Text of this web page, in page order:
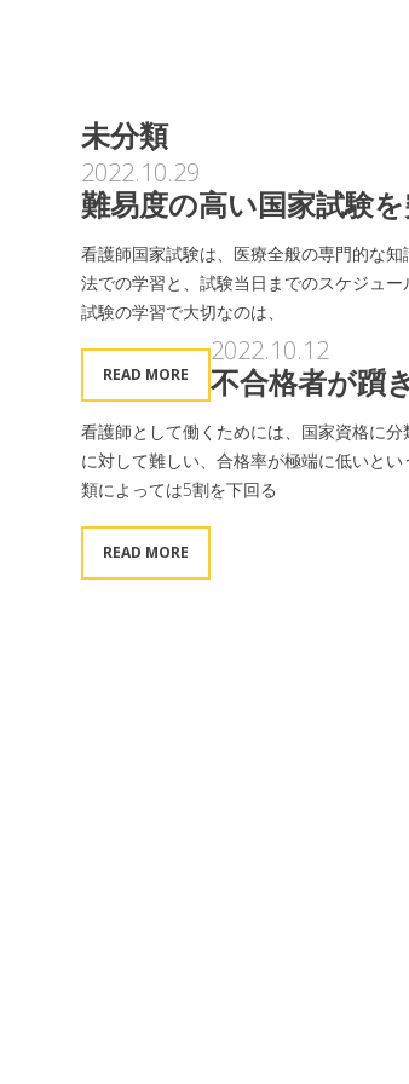
未分類
2022.10.29
難易度の高い国家試験
看護師国家試験は、医療全般の専門的な
法での学習と、試験当日までのスケジュ
試験の学習で大切なのは、
READ MORE
2022.10.12
不合格者が躓
看護師として働くためには、国家資格に
に対して難しい、合格率が極端に低いと
類によっては5割を下回る
READ MORE